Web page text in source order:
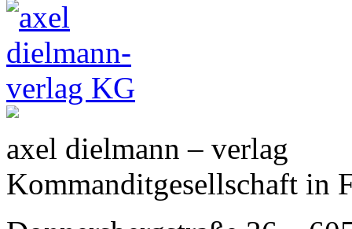
axel dielmann – verlag
Kommanditgesellschaft in